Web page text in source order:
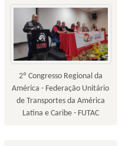
2º Congresso Regional da
América - Federação Unitário
de Transportes da América
Latina e Caribe - FUTAC